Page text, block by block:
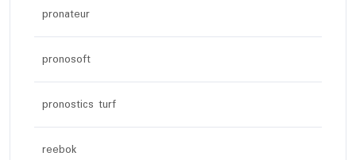
pronateur
pronosoft
pronostics turf
reebok